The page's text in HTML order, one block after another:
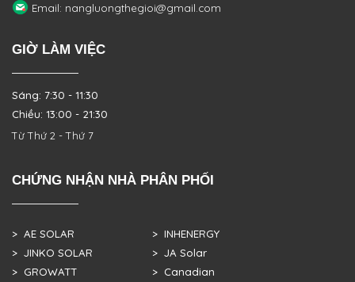
Email: nangluongthegioi@gmail.com
GIỜ LÀM VIỆC
Sáng: 7:30 - 11:30
Chiều: 13:00 - 21:30
Từ Thứ 2 - Thứ 7
CHỨNG NHẬN NHÀ PHÂN PHỐI
> AE SOLAR
> JINKO SOLAR
> GROWATT
> INHENERGY
> JA Solar
> Canadian